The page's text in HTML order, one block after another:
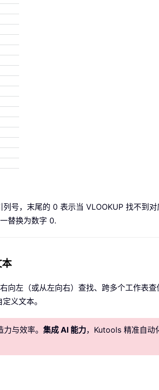
号，末尾的 0 表示当 VLOOKUP 找不到对
替换为数字 0.
向左（或从左向右）查找、跨多个工作表
义文本。
与效率。 集成 AI 能力，Kutools 精准自动